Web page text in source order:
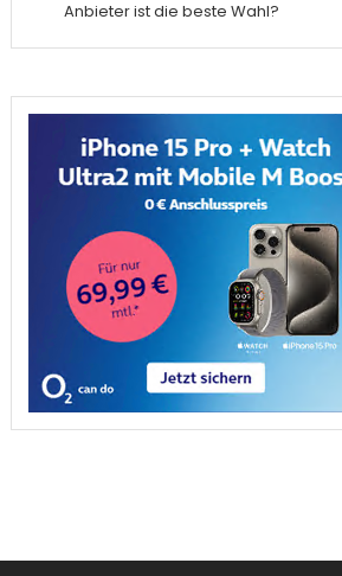
Anbieter ist die beste Wahl?